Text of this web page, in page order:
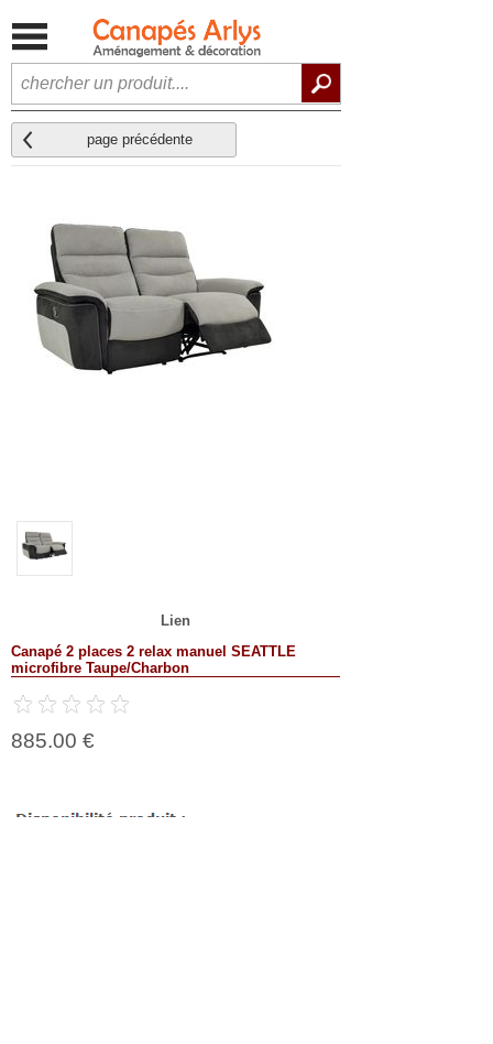
page précédente
Lien
Canapé 2 places 2 relax manuel SEATTLE
microfibre Taupe/Charbon
885.00 €